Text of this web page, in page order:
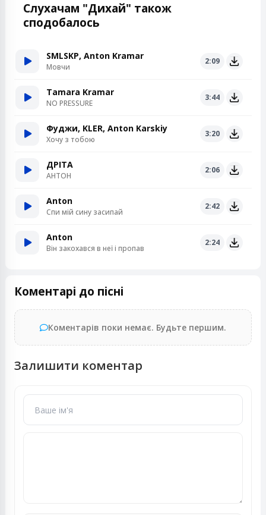
Слухачам "Дихай" також
сподобалось
SMLSKP, Anton Kramar
Мовчи
2:09
Tamara Kramar
NO PRESSURE
3:44
Фуджи, KLER, Anton Karskiy
Хочу з тобою
3:20
ДРІТА
АНТОН
2:06
Anton
Спи мій сину засипай
2:42
Anton
Він закохався в неї і пропав
2:24
Коментарі до пісні
Коментарів поки немає. Будьте першим.
Залишити коментар